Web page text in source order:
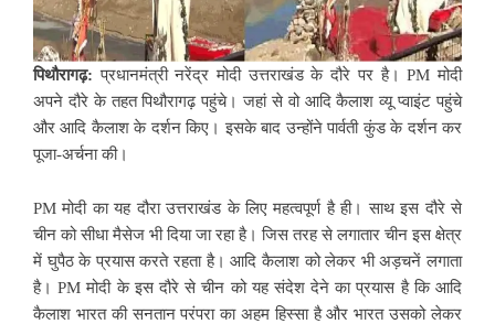
पिथौरागढ़: प्रधानमंत्री नरेंद्र मोदी उत्तराखंड के दौरे पर है। PM मोदी
अपने दौरे के तहत पिथौरागढ़ पहुंचे। जहां से वो आदि कैलाश व्यू प्वाइंट पहुंचे
और आदि कैलाश के दर्शन किए। इसके बाद उन्होंने पार्वती कुंड के दर्शन कर
पूजा-अर्चना की।
PM मोदी का यह दौरा उत्तराखंड के लिए महत्वपूर्ण है ही। साथ इस दौरे से
चीन को सीधा मैसेज भी दिया जा रहा है। जिस तरह से लगातार चीन इस क्षेत्र
में घुपैठ के प्रयास करते रहता है। आदि कैलाश को लेकर भी अड़चनें लगाता
है। PM मोदी के इस दौरे से चीन को यह संदेश देने का प्रयास है कि आदि
कैलाश भारत की सनतान परंपरा का अहम हिस्सा है और भारत उसको लेकर